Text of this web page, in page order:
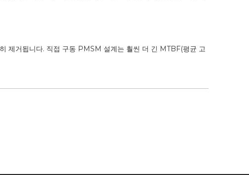
제거됩니다. 직접 구동 PMSM 설계는 훨씬 더 긴 MTBF(평균 고